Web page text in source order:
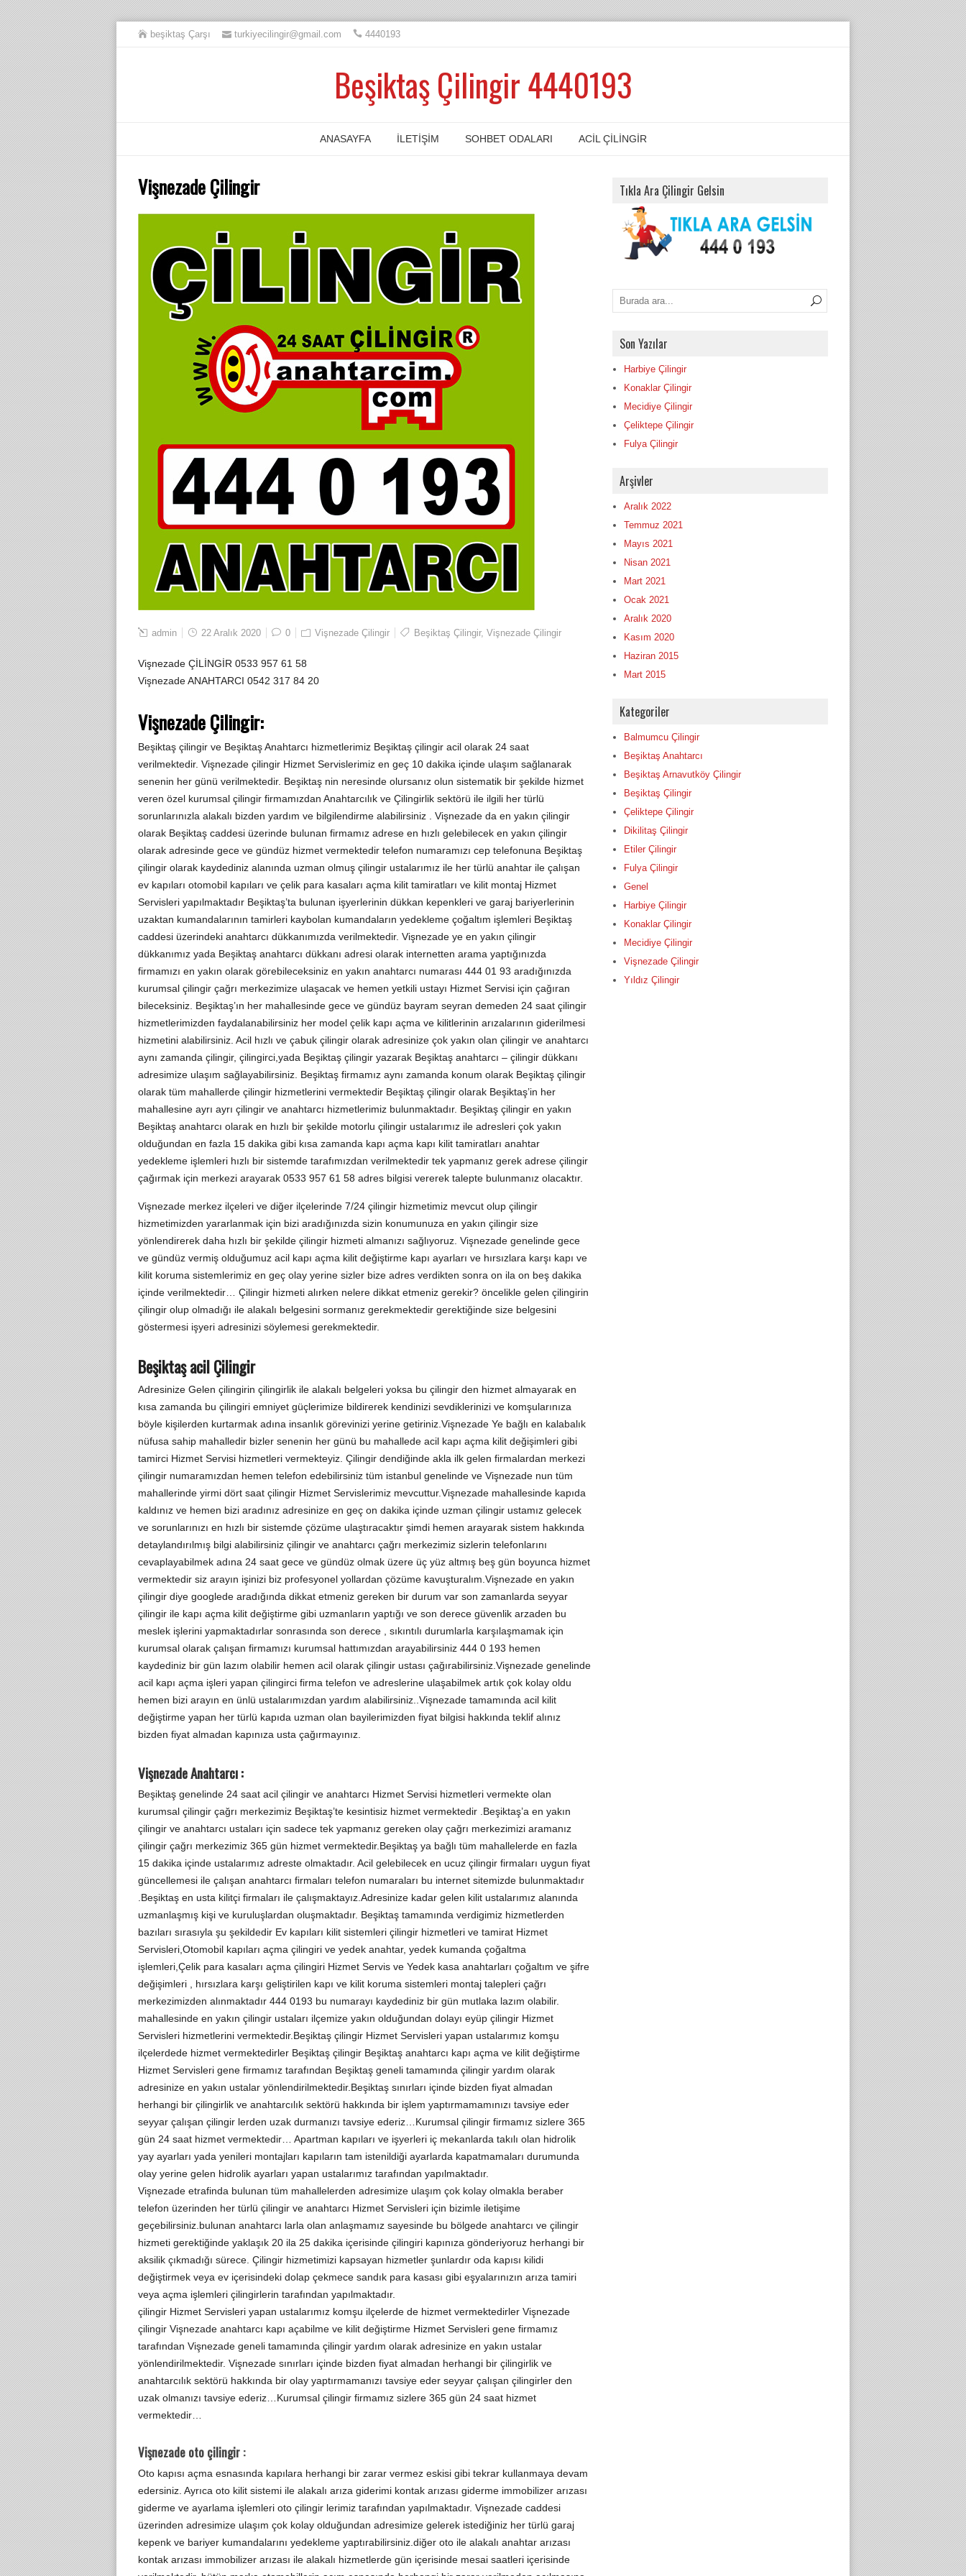
beşiktaş Çarşı turkiyecilingir@gmail.com 4440193
Beşiktaş Çilingir 4440193
ANASAYFA İLETIŞIM SOHBET ODALARI ACIL ÇILINGIR
Vişnezade Çilingir
admin 22 Aralık 2020 0 Vişnezade Çilingir Beşiktaş Çilingir, Vişnezade Çilingir
Vişnezade ÇİLİNGİR 0533 957 61 58
Vişnezade ANAHTARCI 0542 317 84 20
Vişnezade Çilingir:
Beşiktaş çilingir ve Beşiktaş Anahtarcı hizmetlerimiz Beşiktaş çilingir acil olarak 24 saat
verilmektedir. Vişnezade çilingir Hizmet Servislerimiz en geç 10 dakika içinde ulaşım sağlanarak
senenin her günü verilmektedir. Beşiktaş nin neresinde olursanız olun sistematik bir şekilde hizmet
veren özel kurumsal çilingir firmamızdan Anahtarcılık ve Çilingirlik sektörü ile ilgili her türlü
sorunlarınızla alakalı bizden yardım ve bilgilendirme alabilirsiniz . Vişnezade da en yakın çilingir
olarak Beşiktaş caddesi üzerinde bulunan firmamız adrese en hızlı gelebilecek en yakın çilingir
olarak adresinde gece ve gündüz hizmet vermektedir telefon numaramızı cep telefonuna Beşiktaş
çilingir olarak kaydediniz alanında uzman olmuş çilingir ustalarımız ile her türlü anahtar ile çalışan
ev kapıları otomobil kapıları ve çelik para kasaları açma kilit tamiratları ve kilit montaj Hizmet
Servisleri yapılmaktadır Beşiktaş’ta bulunan işyerlerinin dükkan kepenkleri ve garaj bariyerlerinin
uzaktan kumandalarının tamirleri kaybolan kumandaların yedekleme çoğaltım işlemleri Beşiktaş
caddesi üzerindeki anahtarcı dükkanımızda verilmektedir. Vişnezade ye en yakın çilingir
dükkanımız yada Beşiktaş anahtarcı dükkanı adresi olarak internetten arama yaptığınızda
firmamızı en yakın olarak görebileceksiniz en yakın anahtarcı numarası 444 01 93 aradığınızda
kurumsal çilingir çağrı merkezimize ulaşacak ve hemen yetkili ustayı Hizmet Servisi için çağıran
bileceksiniz. Beşiktaş’ın her mahallesinde gece ve gündüz bayram seyran demeden 24 saat çilingir
hizmetlerimizden faydalanabilirsiniz her model çelik kapı açma ve kilitlerinin arızalarının giderilmesi
hizmetini alabilirsiniz. Acil hızlı ve çabuk çilingir olarak adresinize çok yakın olan çilingir ve anahtarcı
aynı zamanda çilingir, çilingirci,yada Beşiktaş çilingir yazarak Beşiktaş anahtarcı – çilingir dükkanı
adresimize ulaşım sağlayabilirsiniz. Beşiktaş firmamız aynı zamanda konum olarak Beşiktaş çilingir
olarak tüm mahallerde çilingir hizmetlerini vermektedir Beşiktaş çilingir olarak Beşiktaş’in her
mahallesine ayrı ayrı çilingir ve anahtarcı hizmetlerimiz bulunmaktadır. Beşiktaş çilingir en yakın
Beşiktaş anahtarcı olarak en hızlı bir şekilde motorlu çilingir ustalarımız ile adresleri çok yakın
olduğundan en fazla 15 dakika gibi kısa zamanda kapı açma kapı kilit tamiratları anahtar
yedekleme işlemleri hızlı bir sistemde tarafımızdan verilmektedir tek yapmanız gerek adrese çilingir
çağırmak için merkezi arayarak 0533 957 61 58 adres bilgisi vererek talepte bulunmanız olacaktır.
Vişnezade merkez ilçeleri ve diğer ilçelerinde 7/24 çilingir hizmetimiz mevcut olup çilingir
hizmetimizden yararlanmak için bizi aradığınızda sizin konumunuza en yakın çilingir size
yönlendirerek daha hızlı bir şekilde çilingir hizmeti almanızı sağlıyoruz. Vişnezade genelinde gece
ve gündüz vermiş olduğumuz acil kapı açma kilit değiştirme kapı ayarları ve hırsızlara karşı kapı ve
kilit koruma sistemlerimiz en geç olay yerine sizler bize adres verdikten sonra on ila on beş dakika
içinde verilmektedir… Çilingir hizmeti alırken nelere dikkat etmeniz gerekir? öncelikle gelen çilingirin
çilingir olup olmadığı ile alakalı belgesini sormanız gerekmektedir gerektiğinde size belgesini
göstermesi işyeri adresinizi söylemesi gerekmektedir.
Beşiktaş acil Çilingir
Adresinize Gelen çilingirin çilingirlik ile alakalı belgeleri yoksa bu çilingir den hizmet almayarak en
kısa zamanda bu çilingiri emniyet güçlerimize bildirerek kendinizi sevdiklerinizi ve komşularınıza
böyle kişilerden kurtarmak adına insanlık görevinizi yerine getiriniz.Vişnezade Ye bağlı en kalabalık
nüfusa sahip mahalledir bizler senenin her günü bu mahallede acil kapı açma kilit değişimleri gibi
tamirci Hizmet Servisi hizmetleri vermekteyiz. Çilingir dendiğinde akla ilk gelen firmalardan merkezi
çilingir numaramızdan hemen telefon edebilirsiniz tüm istanbul genelinde ve Vişnezade nun tüm
mahallerinde yirmi dört saat çilingir Hizmet Servislerimiz mevcuttur.Vişnezade mahallesinde kapıda
kaldınız ve hemen bizi aradınız adresinize en geç on dakika içinde uzman çilingir ustamız gelecek
ve sorunlarınızı en hızlı bir sistemde çözüme ulaştıracaktır şimdi hemen arayarak sistem hakkında
detaylandırılmış bilgi alabilirsiniz çilingir ve anahtarcı çağrı merkezimiz sizlerin telefonlarını
cevaplayabilmek adına 24 saat gece ve gündüz olmak üzere üç yüz altmış beş gün boyunca hizmet
vermektedir siz arayın işinizi biz profesyonel yollardan çözüme kavuşturalım.Vişnezade en yakın
çilingir diye googlede aradığında dikkat etmeniz gereken bir durum var son zamanlarda seyyar
çilingir ile kapı açma kilit değiştirme gibi uzmanların yaptığı ve son derece güvenlik arzaden bu
meslek işlerini yapmaktadırlar sonrasında son derece , sıkıntılı durumlarla karşılaşmamak için
kurumsal olarak çalışan firmamızı kurumsal hattımızdan arayabilirsiniz 444 0 193 hemen
kaydediniz bir gün lazım olabilir hemen acil olarak çilingir ustası çağırabilirsiniz.Vişnezade genelinde
acil kapı açma işleri yapan çilingirci firma telefon ve adreslerine ulaşabilmek artık çok kolay oldu
hemen bizi arayın en ünlü ustalarımızdan yardım alabilirsiniz..Vişnezade tamamında acil kilit
değiştirme yapan her türlü kapıda uzman olan bayilerimizden fiyat bilgisi hakkında teklif alınız
bizden fiyat almadan kapınıza usta çağırmayınız.
Vişnezade Anahtarcı :
Beşiktaş genelinde 24 saat acil çilingir ve anahtarcı Hizmet Servisi hizmetleri vermekte olan
kurumsal çilingir çağrı merkezimiz Beşiktaş’te kesintisiz hizmet vermektedir .Beşiktaş’a en yakın
çilingir ve anahtarcı ustaları için sadece tek yapmanız gereken olay çağrı merkezimizi aramanız
çilingir çağrı merkezimiz 365 gün hizmet vermektedir.Beşiktaş ya bağlı tüm mahallelerde en fazla
15 dakika içinde ustalarımız adreste olmaktadır. Acil gelebilecek en ucuz çilingir firmaları uygun fiyat
güncellemesi ile çalışan anahtarcı firmaları telefon numaraları bu internet sitemizde bulunmaktadır
.Beşiktaş en usta kilitçi firmaları ile çalışmaktayız.Adresinize kadar gelen kilit ustalarımız alanında
uzmanlaşmış kişi ve kuruluşlardan oluşmaktadır. Beşiktaş tamamında verdigimiz hizmetlerden
bazıları sırasıyla şu şekildedir Ev kapıları kilit sistemleri çilingir hizmetleri ve tamirat Hizmet
Servisleri,Otomobil kapıları açma çilingiri ve yedek anahtar, yedek kumanda çoğaltma
işlemleri,Çelik para kasaları açma çilingiri Hizmet Servis ve Yedek kasa anahtarları çoğaltım ve şifre
değişimleri , hırsızlara karşı geliştirilen kapı ve kilit koruma sistemleri montaj talepleri çağrı
merkezimizden alınmaktadır 444 0193 bu numarayı kaydediniz bir gün mutlaka lazım olabilir.
mahallesinde en yakın çilingir ustaları ilçemize yakın olduğundan dolayı eyüp çilingir Hizmet
Servisleri hizmetlerini vermektedir.Beşiktaş çilingir Hizmet Servisleri yapan ustalarımız komşu
ilçelerdede hizmet vermektedirler Beşiktaş çilingir Beşiktaş anahtarcı kapı açma ve kilit değiştirme
Hizmet Servisleri gene firmamız tarafından Beşiktaş geneli tamamında çilingir yardım olarak
adresinize en yakın ustalar yönlendirilmektedir.Beşiktaş sınırları içinde bizden fiyat almadan
herhangi bir çilingirlik ve anahtarcılık sektörü hakkında bir işlem yaptırmamamınızı tavsiye eder
seyyar çalışan çilingir lerden uzak durmanızı tavsiye ederiz…Kurumsal çilingir firmamız sizlere 365
gün 24 saat hizmet vermektedir… Apartman kapıları ve işyerleri iç mekanlarda takılı olan hidrolik
yay ayarları yada yenileri montajları kapıların tam istenildiği ayarlarda kapatmamaları durumunda
olay yerine gelen hidrolik ayarları yapan ustalarımız tarafından yapılmaktadır.
Vişnezade etrafinda bulunan tüm mahallelerden adresimize ulaşım çok kolay olmakla beraber
telefon üzerinden her türlü çilingir ve anahtarcı Hizmet Servisleri için bizimle iletişime
geçebilirsiniz.bulunan anahtarcı larla olan anlaşmamız sayesinde bu bölgede anahtarcı ve çilingir
hizmeti gerektiğinde yaklaşık 20 ila 25 dakika içerisinde çilingiri kapınıza gönderiyoruz herhangi bir
aksilik çıkmadığı sürece. Çilingir hizmetimizi kapsayan hizmetler şunlardır oda kapısı kilidi
değiştirmek veya ev içerisindeki dolap çekmece sandık para kasası gibi eşyalarınızın arıza tamiri
veya açma işlemleri çilingirlerin tarafından yapılmaktadır.
çilingir Hizmet Servisleri yapan ustalarımız komşu ilçelerde de hizmet vermektedirler Vişnezade
çilingir Vişnezade anahtarcı kapı açabilme ve kilit değiştirme Hizmet Servisleri gene firmamız
tarafından Vişnezade geneli tamamında çilingir yardım olarak adresinize en yakın ustalar
yönlendirilmektedir. Vişnezade sınırları içinde bizden fiyat almadan herhangi bir çilingirlik ve
anahtarcılık sektörü hakkında bir olay yaptırmamanızı tavsiye eder seyyar çalışan çilingirler den
uzak olmanızı tavsiye ederiz…Kurumsal çilingir firmamız sizlere 365 gün 24 saat hizmet
vermektedir…
Vişnezade oto çilingir :
Oto kapısı açma esnasında kapılara herhangi bir zarar vermez eskisi gibi tekrar kullanmaya devam
edersiniz. Ayrıca oto kilit sistemi ile alakalı arıza giderimi kontak arızası giderme immobilizer arızası
giderme ve ayarlama işlemleri oto çilingir lerimiz tarafından yapılmaktadır. Vişnezade caddesi
üzerinden adresimize ulaşım çok kolay olduğundan adresimize gelerek istediğiniz her türlü garaj
kepenk ve bariyer kumandalarını yedekleme yaptırabilirsiniz.diğer oto ile alakalı anahtar arızası
kontak arızası immobilizer arızası ile alakalı hizmetlerde gün içerisinde mesai saatleri içerisinde
Tıkla Ara Çilingir Gelsin
Son Yazılar
Harbiye Çilingir
Konaklar Çilingir
Mecidiye Çilingir
Çeliktepe Çilingir
Fulya Çilingir
Arşivler
Aralık 2022
Temmuz 2021
Mayıs 2021
Nisan 2021
Mart 2021
Ocak 2021
Aralık 2020
Kasım 2020
Haziran 2015
Mart 2015
Kategoriler
Balmumcu Çilingir
Beşiktaş Anahtarcı
Beşiktaş Arnavutköy Çilingir
Beşiktaş Çilingir
Çeliktepe Çilingir
Dikilitaş Çilingir
Etiler Çilingir
Fulya Çilingir
Genel
Harbiye Çilingir
Konaklar Çilingir
Mecidiye Çilingir
Vişnezade Çilingir
Yıldız Çilingir